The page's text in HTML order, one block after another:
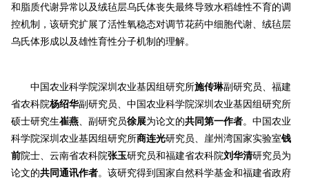
和脂质代谢异常以及绒毡层乌氏体丧失最终导致水稻雄性不育的调
控机制，该研究扩展了活性氧稳态对调节花药中细胞代谢、绒毡层
乌氏体形成以及雄性育性分子机制的理解。
中国农业科学院深圳农业基因组研究所施传琳副研究员、福建
省农科院杨绍华副研究员、中国农业科学院深圳农业基因组研究所
硕士研究生崔燕、副研究员徐展为论文的共同第一作者。中国农业
科学院深圳农业基因组研究所商连光研究员、崖州湾国家实验室钱
前院士、云南省农科院张玉研究员和福建省农科院刘华清研究员为
论文的共同通讯作者。该研究得到国家自然科学基金和福建省政府